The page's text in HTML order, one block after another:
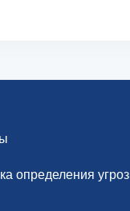
определения угроз